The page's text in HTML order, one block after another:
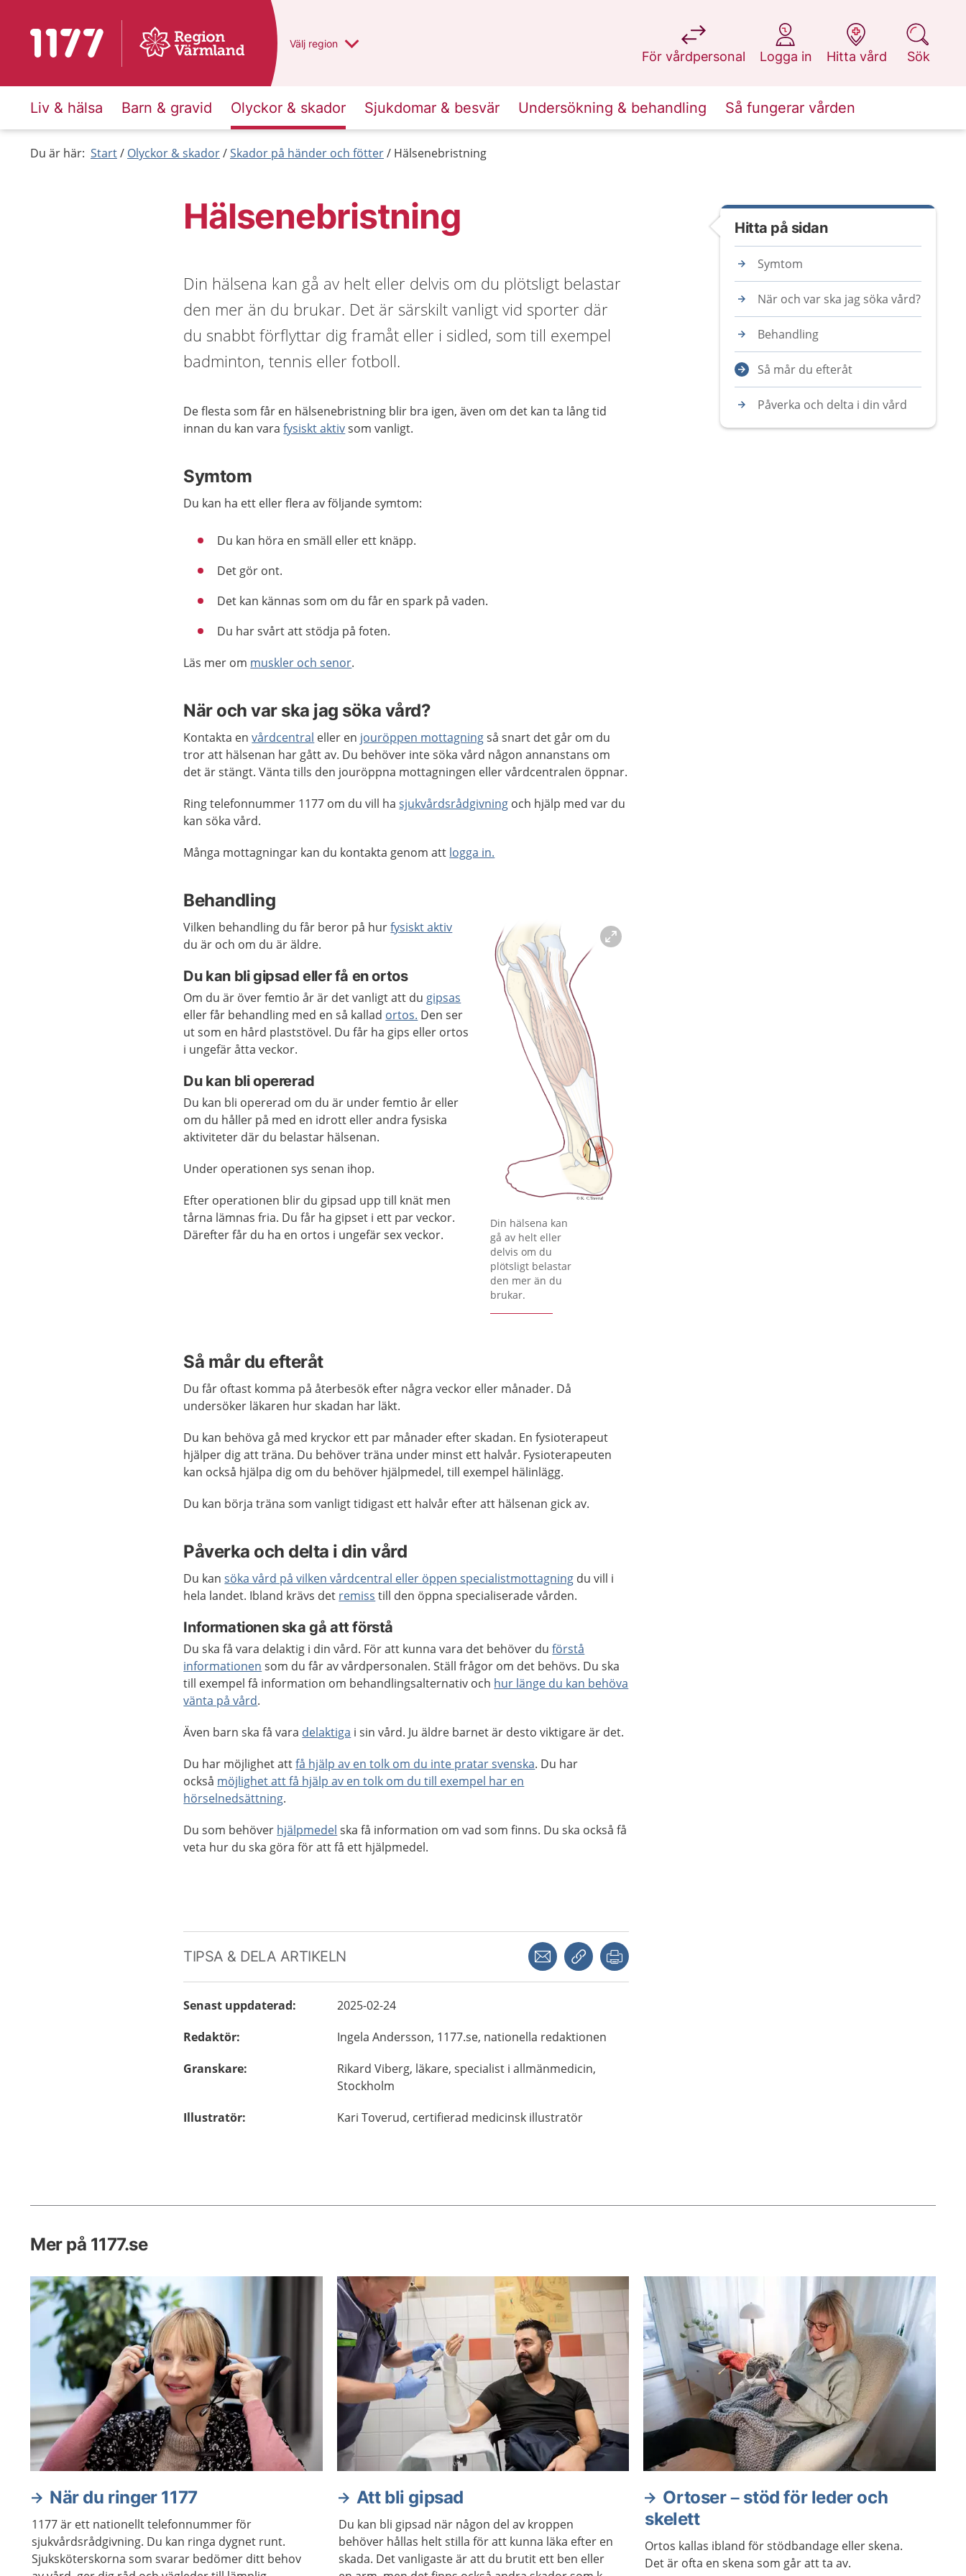
Till startsidan för 1177 Du har valt region
Välj en annan
region
För vårdpersonal
på 1177.se
Logga in
på 1177.se
Hitta vård
på 1177.se
Sök
på 1177.se
Liv & hälsa Barn & gravid Olyckor & skador Sjukdomar & besvär Undersökning & behandling Så fungerar vården
Du är här: Start Olyckor & skador Skador på händer och fötter Hälsenebristning
Hälsenebristning
Din hälsena kan gå av helt eller delvis om du plötsligt belastar
den mer än du brukar. Det är särskilt vanligt vid sporter där
du snabbt förflyttar dig framåt eller i sidled, som till exempel
badminton, tennis eller fotboll.
De flesta som får en hälsenebristning blir bra igen, även om det kan ta lång tid
innan du kan varafysiskt aktivsom vanligt.
Symtom
Du kan ha ett eller flera av följande symtom:
Du kan höra en smäll eller ett knäpp.
Det gör ont.
Det kan kännas som om du får en spark på vaden.
Du har svårt att stödja på foten.
Läs mer om muskler och senor.
När och var ska jag söka vård?
Kontakta envårdcentral eller en jouröppen mottagningså snart det går om du
tror att hälsenan har gått av. Du behöver inte söka vård någon annanstans om
det är stängt. Vänta tills den jouröppna mottagningen eller vårdcentralen öppnar.
Ring telefonnummer 1177 om du vill hasjukvårdsrådgivning och hjälp med var du
kan söka vård.
Många mottagningar kan du kontakta genom att logga in.
Behandling
Förstora bilden
Din hälsena kan
gå av helt eller
delvis om du
plötsligt belastar
den mer än du
brukar.
Vilken behandling du får beror på hurfysiskt aktiv
du är och om du är äldre.
Du kan bli gipsad eller få en ortos
Om du är över femtio år är det vanligt att du gipsas
eller får behandling med en så kallad ortos. Den ser
ut som en hård plaststövel. Du får ha gips eller ortos
i ungefär åtta veckor.
Du kan bli opererad
Du kan bli opererad om du är under femtio år eller
om du håller på med en idrott eller andra fysiska
aktiviteter där du belastar hälsenan.
Under operationen sys senan ihop.
Efter operationen blir du gipsad upp till knät men
tårna lämnas fria. Du får ha gipset i ett par veckor.
Därefter får du ha en ortos i ungefär sex veckor.
Så mår du efteråt
Du får oftast komma på återbesök efter några veckor eller månader. Då
undersöker läkaren hur skadan har läkt.
Du kan behöva gå med kryckor ett par månader efter skadan. En fysioterapeut
hjälper dig att träna. Du behöver träna under minst ett halvår. Fysioterapeuten
kan också hjälpa dig om du behöver hjälpmedel, till exempel hälinlägg.
Du kan börja träna som vanligt tidigast ett halvår efter att hälsenan gick av.
Påverka och delta i din vård
Du kansöka vård på vilken vårdcentral eller öppen specialistmottagning du vill i
hela landet. Ibland krävs det remiss till den öppna specialiserade vården.
Informationen ska gå att förstå
Du ska få vara delaktig i din vård. För att kunna vara det behöver duförstå
informationen som du får av vårdpersonalen. Ställ frågor om det behövs. Du ska
till exempel få information om behandlingsalternativ och hur länge du kan behöva
vänta på vård.
Även barn ska få vara delaktiga i sin vård. Ju äldre barnet är desto viktigare är det.
Du har möjlighet attfå hjälp av en tolk om du inte pratar svenska. Du har
också möjlighet att få hjälp av en tolk om du till exempel har en
hörselnedsättning.
Du som behöver hjälpmedel ska få information om vad som finns. Du ska också få
veta hur du ska göra för att få ett hjälpmedel.
TIPSA & DELA ARTIKELN Dela via mejlKopiera länk
Senast uppdaterad:
2025-02-24
Redaktör: Ingela Andersson, 1177.se, nationella redaktionen
Granskare: Rikard Viberg, läkare, specialist i allmänmedicin,
Stockholm
Illustratör: Kari Toverud, certifierad medicinsk illustratör
Hitta på sidan
Symtom
När och var ska jag söka vård?
Behandling
Så mår du efteråt
Påverka och delta i din vård
Mer på 1177.se
När du ringer 1177
1177 är ett nationellt telefonnummer för
sjukvårdsrådgivning. Du kan ringa dygnet runt.
Sjuksköterskorna som svarar bedömer ditt behov
Att bli gipsad
Du kan bli gipsad när någon del av kroppen
behöver hållas helt stilla för att kunna läka efter en
skada. Det vanligaste är att du brutit ett ben eller
Ortoser – stöd för leder och
skelett
Ortos kallas ibland för stödbandage eller skena.
Det är ofta en skena som går att ta av.